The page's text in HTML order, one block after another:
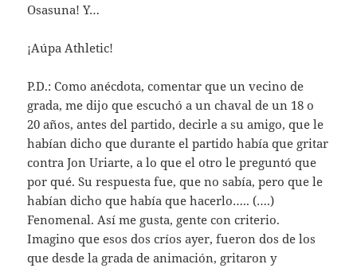
Osasuna! Y…
¡Aúpa Athletic!
P.D.: Como anécdota, comentar que un vecino de
grada, me dijo que escuchó a un chaval de un 18 o
20 años, antes del partido, decirle a su amigo, que le
habían dicho que durante el partido había que gritar
contra Jon Uriarte, a lo que el otro le preguntó que
por qué. Su respuesta fue, que no sabía, pero que le
habían dicho que había que hacerlo….. (….)
Fenomenal. Así me gusta, gente con criterio.
Imagino que esos dos críos ayer, fueron dos de los
que desde la grada de animación, gritaron y